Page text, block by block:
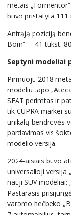
metais
buvo pristatyta 111
Antrąją poziciją
Born“ – 41 tūkst.
Septyni modeliai
Pirmuoju 2018
modeliu tapo
SEAT perimtas ir
tik CUPRA markei
unikalų bendrovės
pardavimas vis
modelio versija.
2024-aisiais buvo
universalioji versija
nauji SUV modeliai:
Pastarasis
varomo hečbeko